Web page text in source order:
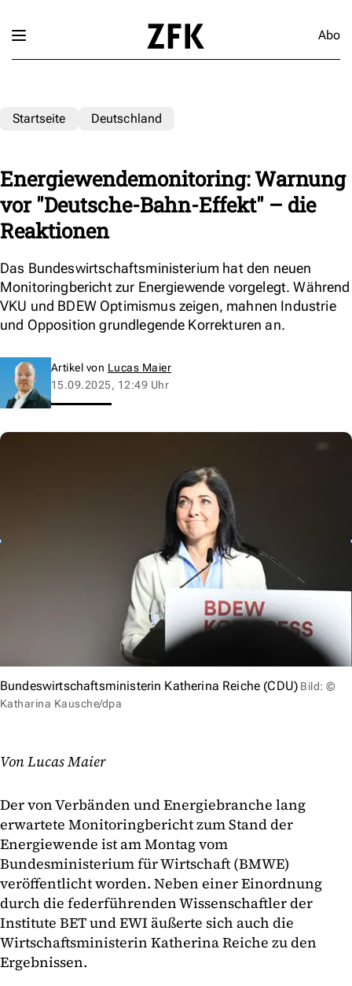
Abo
Startseite Deutschland
Energiewendemonitoring: Warnung
vor "Deutsche-Bahn-Effekt" – die
Reaktionen
Das Bundeswirtschaftsministerium hat den neuen
Monitoringbericht zur Energiewende vorgelegt. Während
VKU und BDEW Optimismus zeigen, mahnen Industrie
und Opposition grundlegende Korrekturen an.
Artikel von Lucas Maier
15.09.2025, 12:49 Uhr
Bundeswirtschaftsministerin Katherina Reiche (CDU) Bild: ©
Katharina Kausche/dpa
Von Lucas Maier
Der von Verbänden und Energiebranche lang
erwartete Monitoringbericht zum Stand der
Energiewende ist am Montag vom
Bundesministerium für Wirtschaft (BMWE)
veröffentlicht worden. Neben einer Einordnung
durch die federführenden Wissenschaftler der
Institute BET und EWI äußerte sich auch die
Wirtschaftsministerin Katherina Reiche zu den
Ergebnissen.